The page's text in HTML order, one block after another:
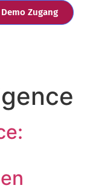
Demo Zugang